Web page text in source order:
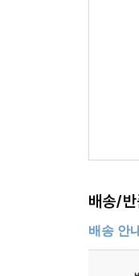
배송/
배송 안